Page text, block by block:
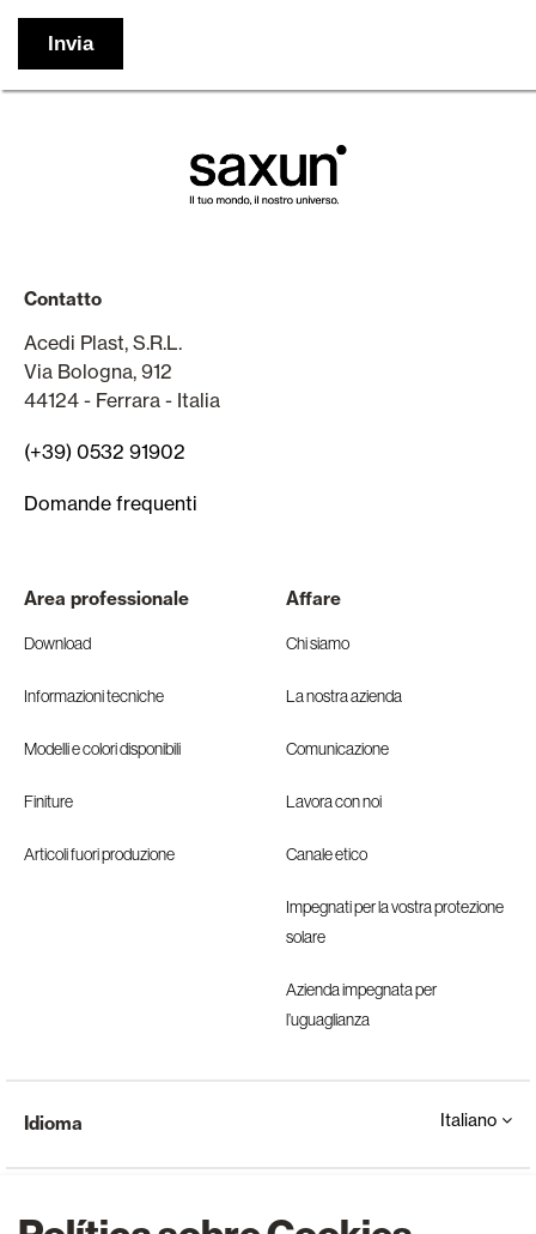
Contatto
Acedi Plast, S.R.L.
Via Bologna, 912
44124 - Ferrara - Italia
(+39) 0532 91902
Domande frequenti
Area professionale
Download
Informazioni tecniche
Modelli e colori disponibili
Finiture
Articoli fuori produzione
Affare
Chi siamo
La nostra azienda
Comunicazione
Lavora con noi
Canale etico
Impegnati per la vostra protezione
solare
Azienda impegnata per
l’uguaglianza
Idioma Italiano